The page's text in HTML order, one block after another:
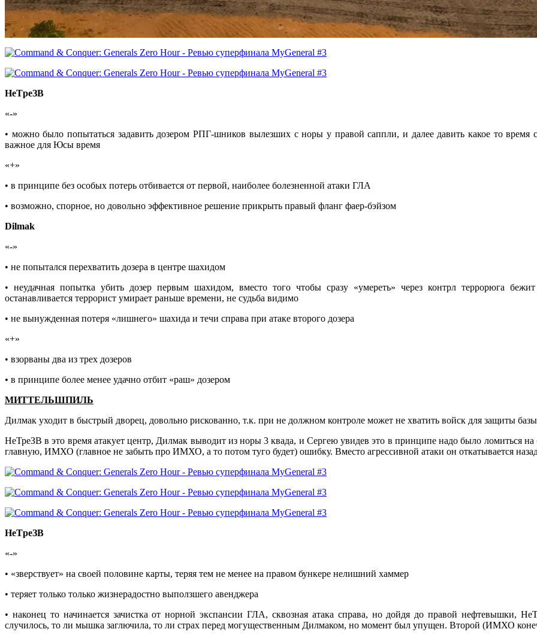
НeТpeЗВ
«-»
• можно было попытаться задавить дозером РПГ-шников вылезших с норы у правой саппли, и далее давить какое то время
важное для Юсы время
«+»
• в принципе без особых потерь отбивается от первой, наиболее болезненной атаки ГЛА
• возможно, спорное, но довольно эффективное решение прикрыть правый фланг фаер-бэйзом
Dilmak
«-»
• не попытался перехватить дозера в центре шахидом
• неудачная попытка убить дозер первым шахидом, вместо того чтобы сразу «умереть» через контрл террорюга
останавливается террорист умирает раньше времени, не судьба видимо
• не вынужденная потеря «лишнего» шахида и течи справа при атаке второго дозера
«+»
• взорваны два из трех дозеров
• в принципе более менее удачно отбит «раш» дозером
МИТТЕЛЬШПИЛЬ
Дилмак уходит в быстрый дворец, довольно рискованно, т.к. при не должном контроле может не хватить войск для защиты
НеТреЗВ в это время атакует центр, Дилмак выводит из норы 3 квада, и Сергею увидев это в принципе надо было ломиться
главную, ИМХО (главное не забыть про ИМХО, а то потом туго будет) ошибку. Вместо агрессивной атаки он откатывается
НeТpeЗВ
«-»
• «зверствует» на своей половине карты, теряя тем не менее на правом бункере нелишний хаммер
• теряет только только жизнерадостно выползшего авенджера
• наконец то начинается зачистка от норной экспансии ГЛА, сквозная атака справа, но дойдя до правой нефтевышки,
случилось, то ли мышка заглючила, то ли страх перед могущественным Дилмаком, но момент был упущен. Второй (ИМХО